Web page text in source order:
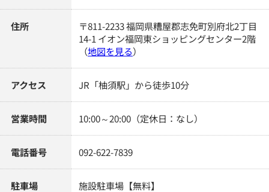
住所
〒811-2233 福岡県糟屋郡志免町別府北2丁目
14-1 イオン福岡東ショッピングセンター2階
（地図を見る）
アクセス JR「柚須駅」から徒歩10分
営業時間 10:00～20:00（定休日：なし）
電話番号 092-622-7839
駐車場 施設駐車場【無料】